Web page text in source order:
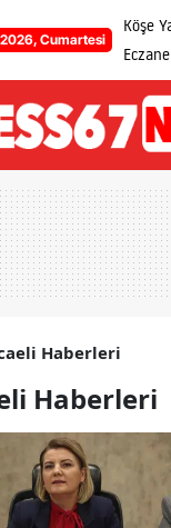
Cumartesi
Köşe
Haberleri
Haberleri